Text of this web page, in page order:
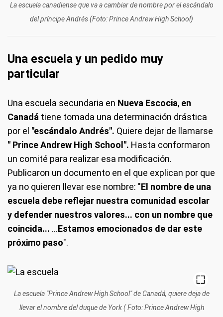
La escuela canadiense que va a cambiar de nombre por el escándalo
del príncipe Andrés (Foto: Prince Andrew High School)
Una escuela y un pedido muy
particular
Una escuela secundaria en Nueva Escocia, en
Canadá tiene tomada una determinación drástica
por el "escándalo Andrés". Quiere dejar de llamarse
" Prince Andrew High School". Hasta conformaron
un comité para realizar esa modificación.
Publicaron un documento en el que explican por que
ya no quieren llevar ese nombre: "El nombre de una
escuela debe reflejar nuestra comunidad escolar
y defender nuestros valores... con un nombre que
coincida... ...Estamos emocionados de dar este
próximo paso".
La escuela "Prince Andrew High School" de Canadá, quiere deja de
llevar el nombre del duque de York ( Foto: Prince Andrew High